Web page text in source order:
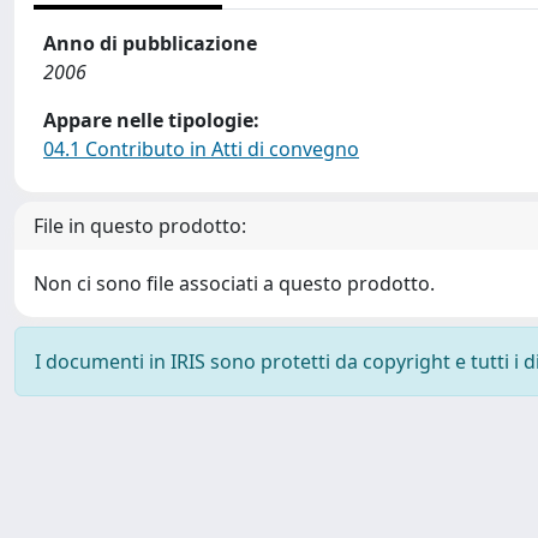
Anno di pubblicazione
2006
Appare nelle tipologie:
04.1 Contributo in Atti di convegno
File in questo prodotto:
Non ci sono file associati a questo prodotto.
I documenti in IRIS sono protetti da copyright e tutti i